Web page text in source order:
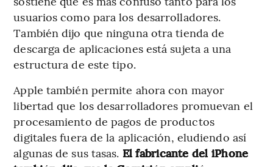
usuarios como para los desarrolladores.
También dijo que ninguna otra tienda de
descarga de aplicaciones está sujeta a una
estructura de este tipo.
Apple también permite ahora con mayor
libertad que los desarrolladores promuevan el
procesamiento de pagos de productos
digitales fuera de la aplicación, eludiendo así
algunas de sus tasas. El fabricante del iPhone